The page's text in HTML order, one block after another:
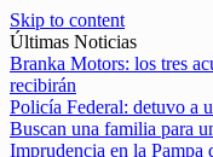
Skip to content
Últimas Noticias
Branka Motors: los tres
recibirán
Policía Federal: detuvo a
Buscan una familia para
Imprudencia en la